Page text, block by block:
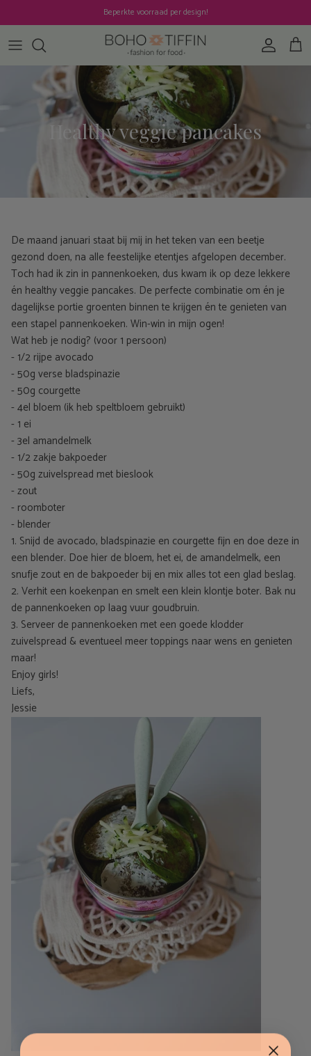
Beperkte voorraad per design!
Account
Healthy veggie pancakes
De maand januari staat bij mij in het teken van een beetje
gezond doen, na alle feestelijke etentjes afgelopen december.
Toch had ik zin in pannenkoeken, dus kwam ik op deze lekkere
én healthy veggie pancakes. De perfecte combinatie om én je
dagelijkse portie groenten binnen te krijgen én te genieten van
een stapel pannenkoeken. Win-win in mijn ogen!
Wat heb je nodig? (voor 1 persoon)
- 1/2 rijpe avocado
- 50g verse bladspinazie
- 50g courgette
- 4el bloem (ik heb speltbloem gebruikt)
- 1 ei
- 3el amandelmelk
- 1/2 zakje bakpoeder
- 50g zuivelspread met bieslook
- zout
- roomboter
- blender
1. Snijd de avocado, bladspinazie en courgette fijn en doe deze in
een blender. Doe hier de bloem, het ei, de amandelmelk, een
snufje zout en de bakpoeder bij en mix alles tot een glad beslag.
2. Verhit een koekenpan en smelt een klein klontje boter. Bak nu
de pannenkoeken op laag vuur goudbruin.
3. Serveer de pannenkoeken met een goede klodder
zuivelspread & eventueel meer toppings naar wens en genieten
maar!
Enjoy girls!
Liefs,
Jessie